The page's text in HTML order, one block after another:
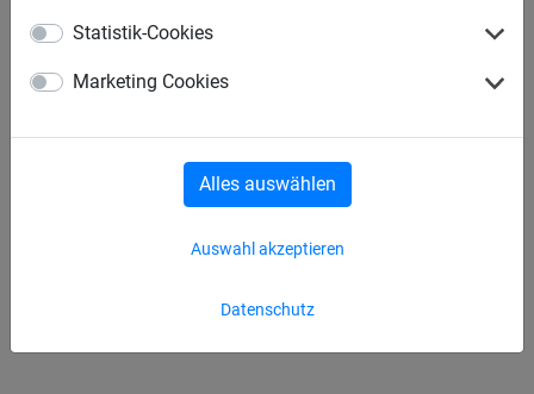
Statistik-Cookies
Marketing Cookies
Datenschutz
Auswahl akzeptieren
Alles auswählen
Gurtbandschutznetz
Komplettset, Größe: 1,525 x